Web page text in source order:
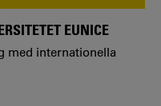
EUNICE
med internationella